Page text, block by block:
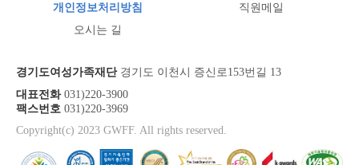
개인정보처리방침
직원메일
오시는 길
경기도여성가족재단경기도 이천시 증신로153번길 13
대표전화031)220-3900
팩스번호 031)220-3969
Copyright(c) 2023 GWFF. All rights reserved.